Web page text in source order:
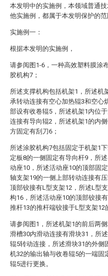
本发明中的实施例，本领域普通
他实施例，都属于本发明保护的范
实施例一：
根据本发明的实施例，
请参阅图1-6，一种高效塑料膜涂
胶机构7；
所述支撑机构包括机架1，所述机
承转动连接有空心加热辊3和空心
部设有收卷辊5，所述机架1内位
连接有导向辊2，所述机架1的内
方固定有刮刀6；
所述涂胶机构7包括固定于机架1
定板8的一侧固定有导向杆9，所
动座10，所述活动座10的顶部固
轴支架19的一侧上部转动连接有
顶部铰接有L型支架12，所述L型
构16，所述活动座10的顶部铰接
推杆13的推杆端铰接于L型支架12
请参阅图1，所述机架1的前后两
滑槽30内滑动连接有滑块31，所
辊5转动连接，所述滑块31的外侧
机32的输出轴与收卷辊5的一端固
辊5进行更换。